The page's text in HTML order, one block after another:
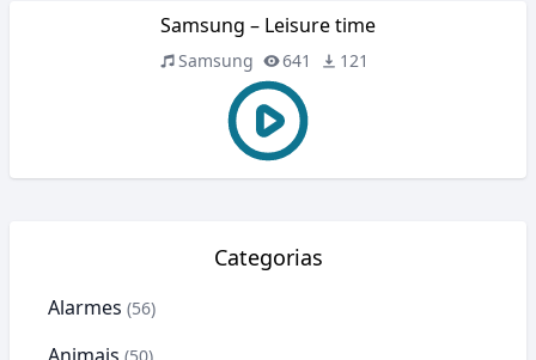
Samsung – Leisure time
Samsung 641 121
Categorias
Alarmes (56)